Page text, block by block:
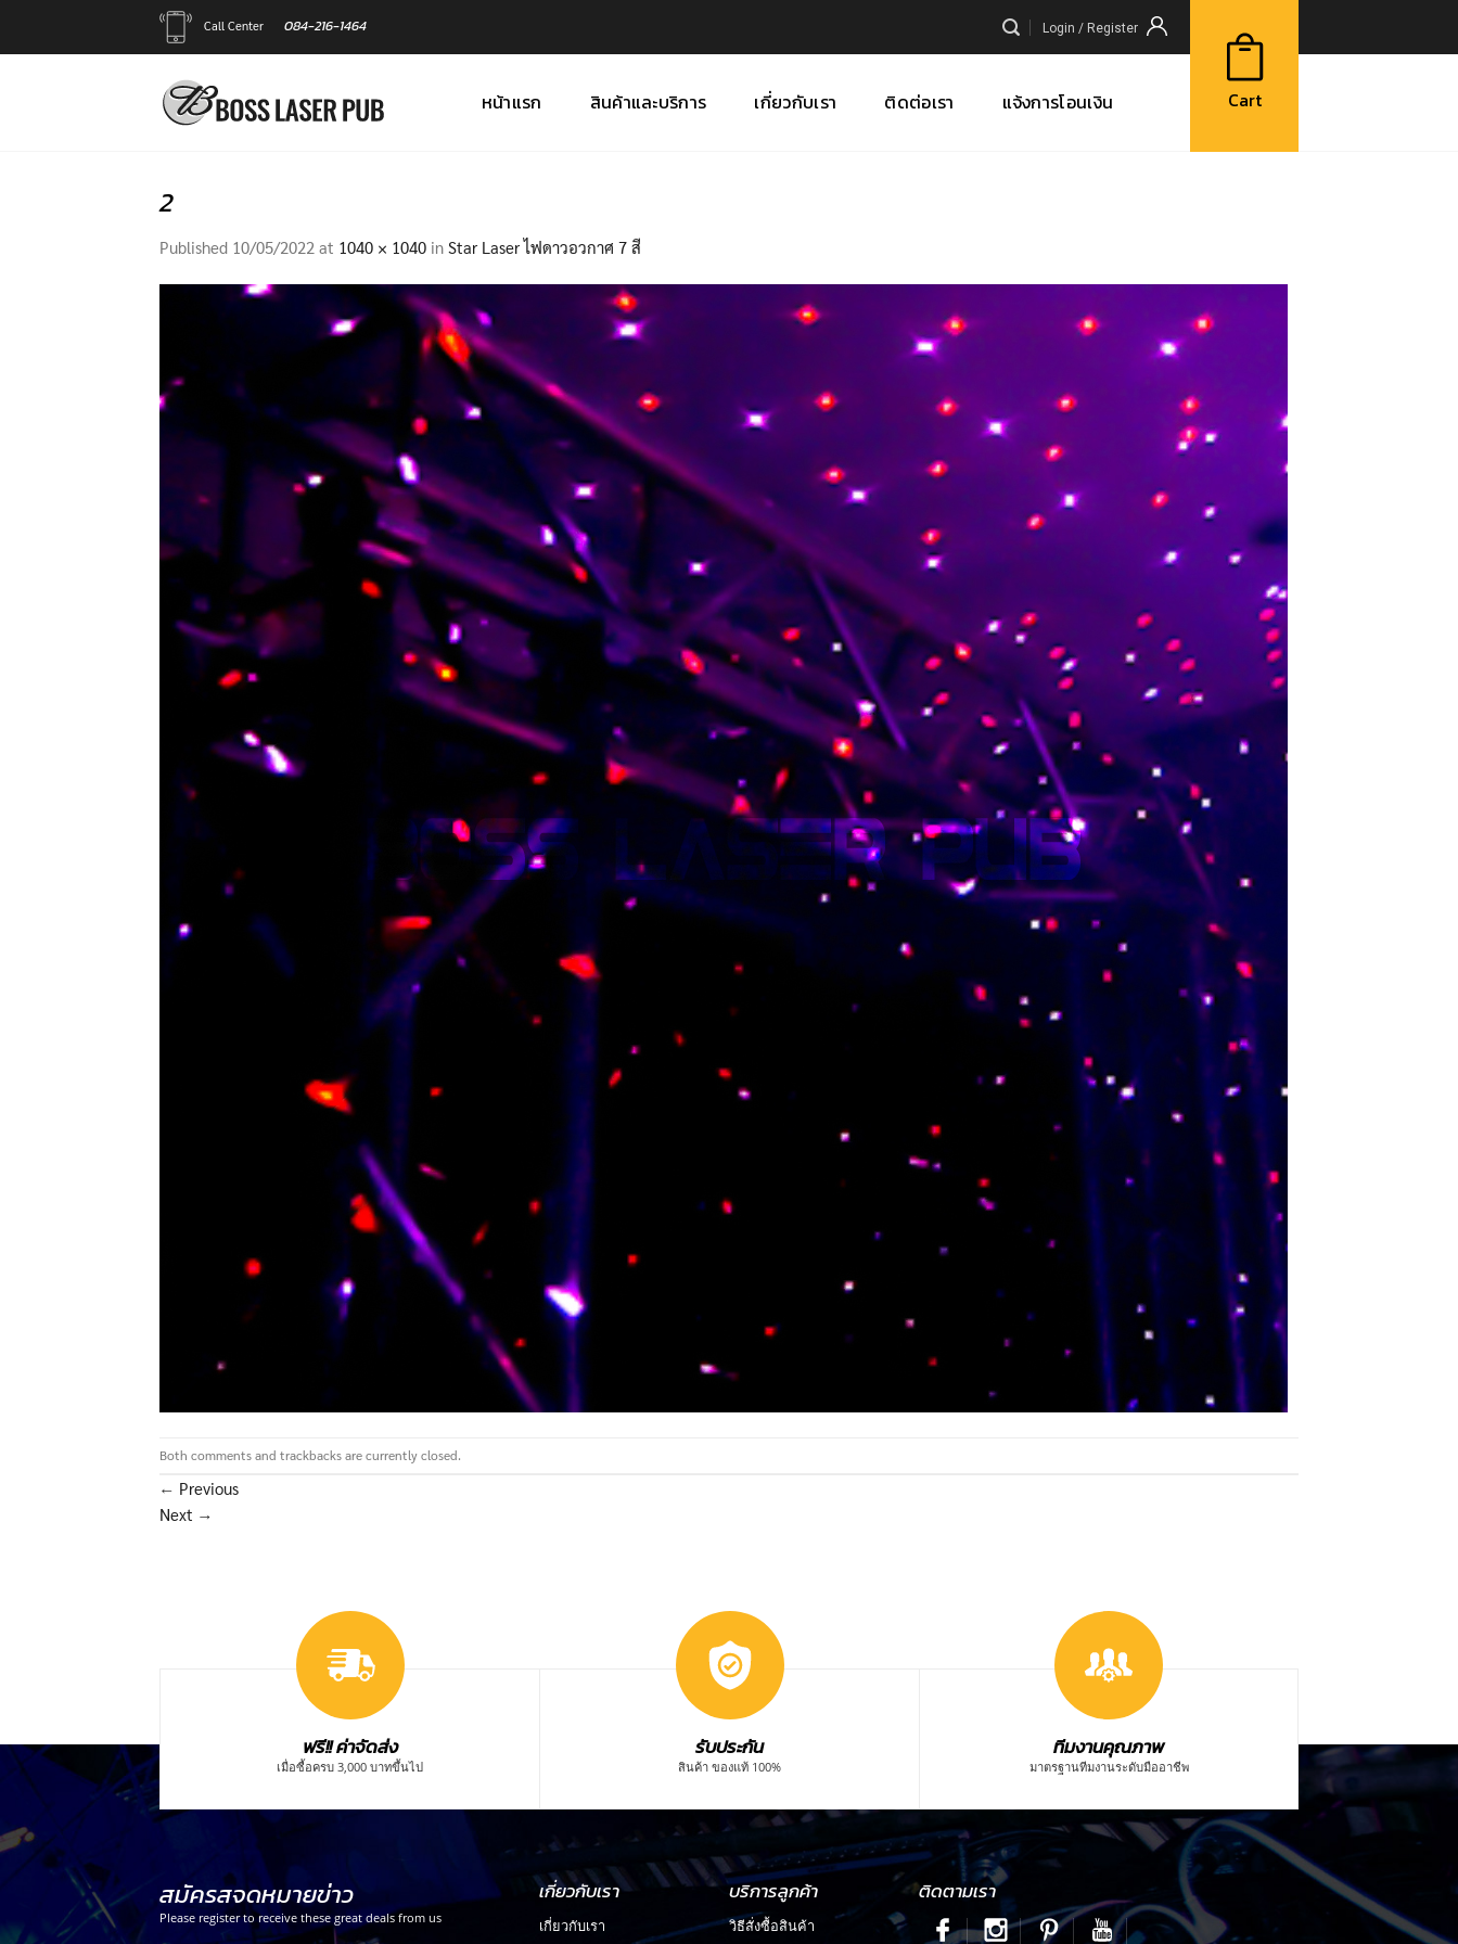
Call Center 084-216-1464 Login / Register
Cart
หน้าแรก สินค้าและบริการ เกี่ยวกับเรา ติดต่อเรา แจ้งการโอนเงิน
2
Published 10/05/2022 at 1040 × 1040 in Star Laser ไฟดาวอวกาศ 7 สี
Both comments and trackbacks are currently closed.
← Previous
Next →
ฟรี!! ค่าจัดส่ง
เมื่อซื้อครบ 3,000 บาทขึ้นไป
รับประกัน
สินค้า ของแท้ 100%
ทีมงานคุณภาพ
มาตรฐานทีมงานระดับมืออาชีพ
สมัครสจดหมายข่าว
Please register to receive these great deals from us
เกี่ยวกับเรา
เกี่ยวกับเรา
บริการลูกค้า
วิธีสั่งซื้อสินค้า
ติดตามเรา